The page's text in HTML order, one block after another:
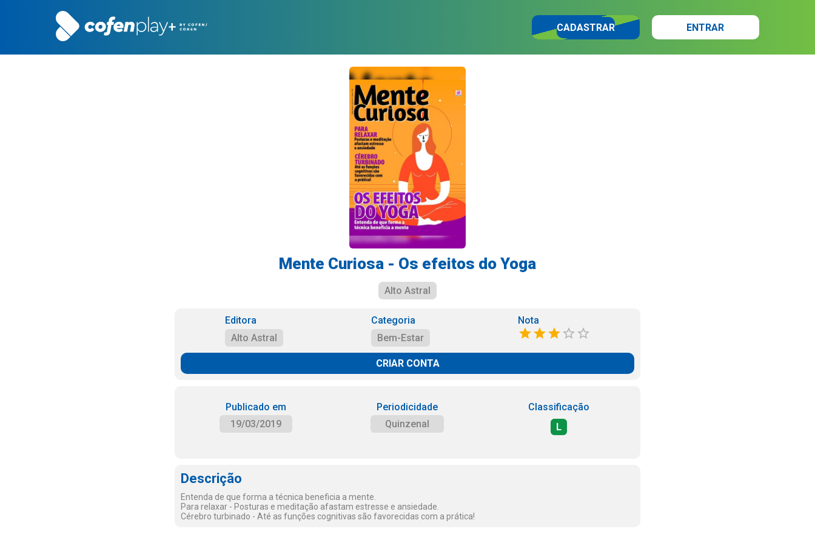
CADASTRAR ENTRAR
Mente Curiosa - Os efeitos do Yoga
Alto Astral
Editora
Alto Astral
Categoria
Bem-Estar
Nota
CRIAR CONTA
Publicado em
19/03/2019
Periodicidade
Quinzenal
Classificação
L
Descrição
Entenda de que forma a técnica beneficia a mente.
Para relaxar - Posturas e meditação afastam estresse e ansiedade.
Cérebro turbinado - Até as funções cognitivas são favorecidas com a prática!